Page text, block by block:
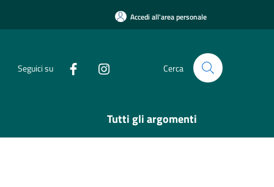
Accedi all'area personale
Seguici su Cerca
Tutti gli argomenti